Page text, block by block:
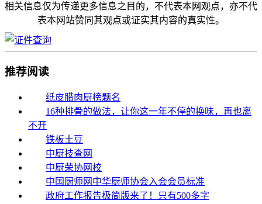
相关信息仅为传递更多信息之目的，不代表本网观点，亦不代
表本网站赞同其观点或证实其内容的真实性。
推荐阅读
纸皮腊肉厨榜题名
16种排骨的做法，让你这一年不停的换味，再也离
不开
铁板土豆
中厨技查网
中厨荣协网校
中国厨师网中华厨师协会入会会员标准
政府工作报告极简版来了！只有500多字